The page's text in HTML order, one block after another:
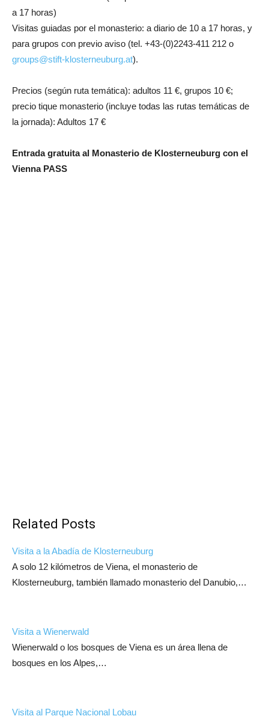
a 17 horas)
Visitas guiadas por el monasterio: a diario de 10 a 17 horas, y
para grupos con previo aviso (tel. +43-(0)2243-411 212 o
groups@stift-klosterneuburg.at).
Precios (según ruta temática): adultos 11 €, grupos 10 €;
precio tique monasterio (incluye todas las rutas temáticas de
la jornada): Adultos 17 €
Entrada gratuita al Monasterio de Klosterneuburg con el
Vienna PASS
Related Posts
Visita a la Abadía de Klosterneuburg
A solo 12 kilómetros de Viena, el monasterio de
Klosterneuburg, también llamado monasterio del Danubio,…
Visita a Wienerwald
Wienerwald o los bosques de Viena es un área llena de
bosques en los Alpes,…
Visita al Parque Nacional Lobau